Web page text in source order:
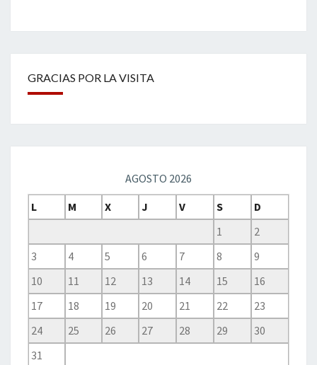
GRACIAS POR LA VISITA
AGOSTO 2026
L
M X J V S
D
1
2
3
4 5 6 7 8
9
10
11 12 13 14 15
16
17
18 19 20 21 22
23
24
25 26 27 28 29
30
31